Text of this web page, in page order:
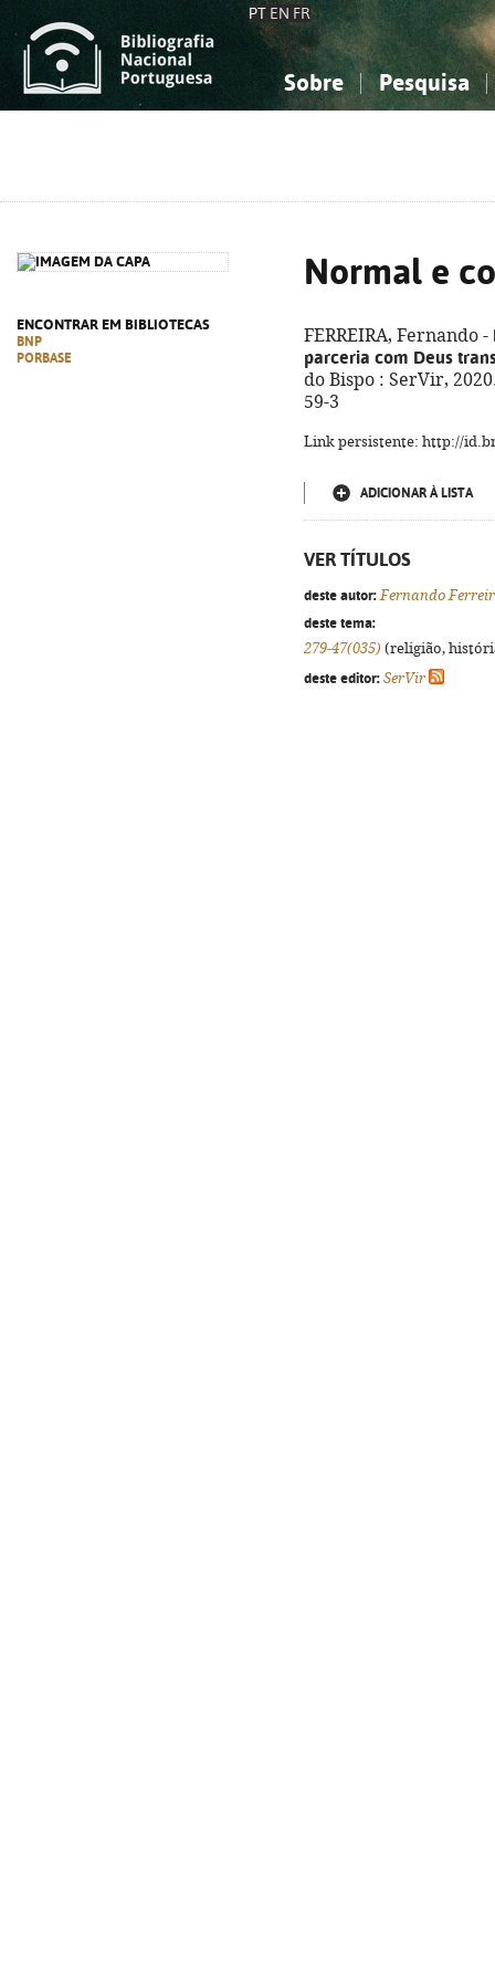
PT EN FR
Sobre Pesquisa
ENCONTRAR EM BIBLIOTECAS
BNP
PORBASE
Normal e
FERREIRA, Fernando -
parceria com Deus
do Bispo : SerVir,
59-3
Link persistente: http://
ADICIONAR À LISTA
VER TÍTULOS
deste autor: Fernando
deste tema:
279-47(035) (religião,
deste editor: SerVir